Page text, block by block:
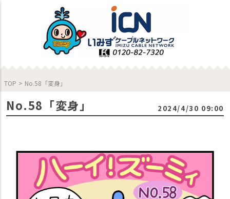
TOP > No.58「変身」
No.58「変身」 2024/4/30 09:00